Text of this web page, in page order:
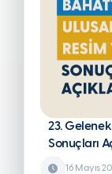
23.
Sonuçları
16 Mayıs